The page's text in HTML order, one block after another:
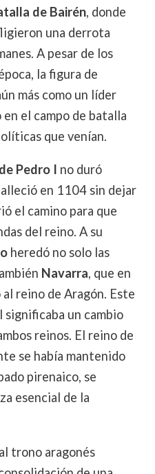
de Bairén, donde
una derrota
A pesar de los
la figura de
más como un líder
el campo de batalla
que venían.
Pedro I no duró
en 1104 sin dejar
el camino para que
del reino. A su
heredó no solo las
Navarra, que en
reino de Aragón. Este
un cambio
reinos. El reino de
se había mantenido
pirenaico, se
esencial de la
al trono aragonés